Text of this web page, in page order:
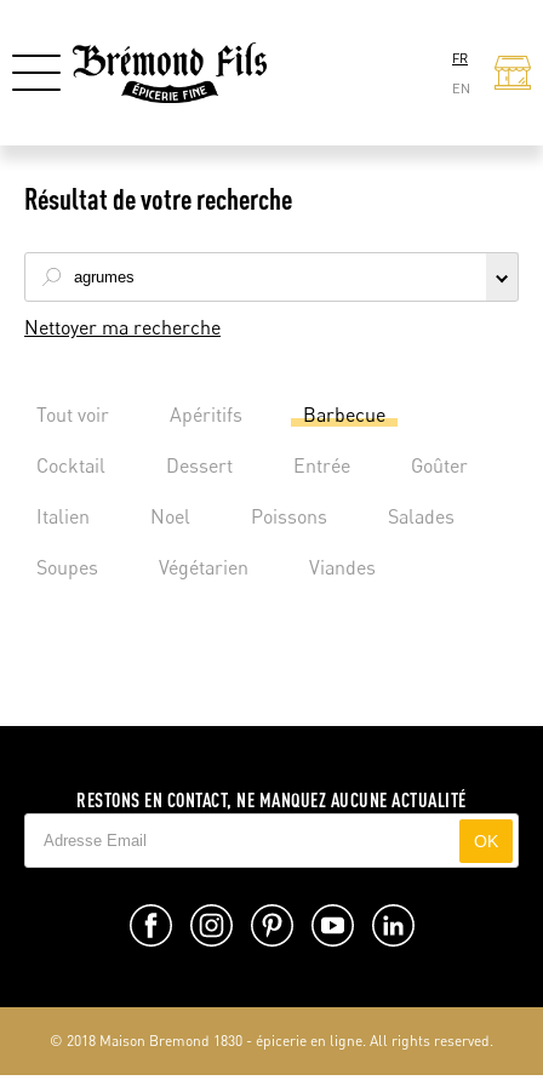
FR
EN
Résultat de votre recherche
Nettoyer ma recherche
Tout voir Apéritifs Barbecue
Cocktail Dessert Entrée Goûter
Italien Noel Poissons Salades
Soupes Végétarien Viandes
RESTONS EN CONTACT, NE MANQUEZ AUCUNE ACTUALITÉ
OK
© 2018 Maison Bremond 1830 - épicerie en ligne. All rights reserved.